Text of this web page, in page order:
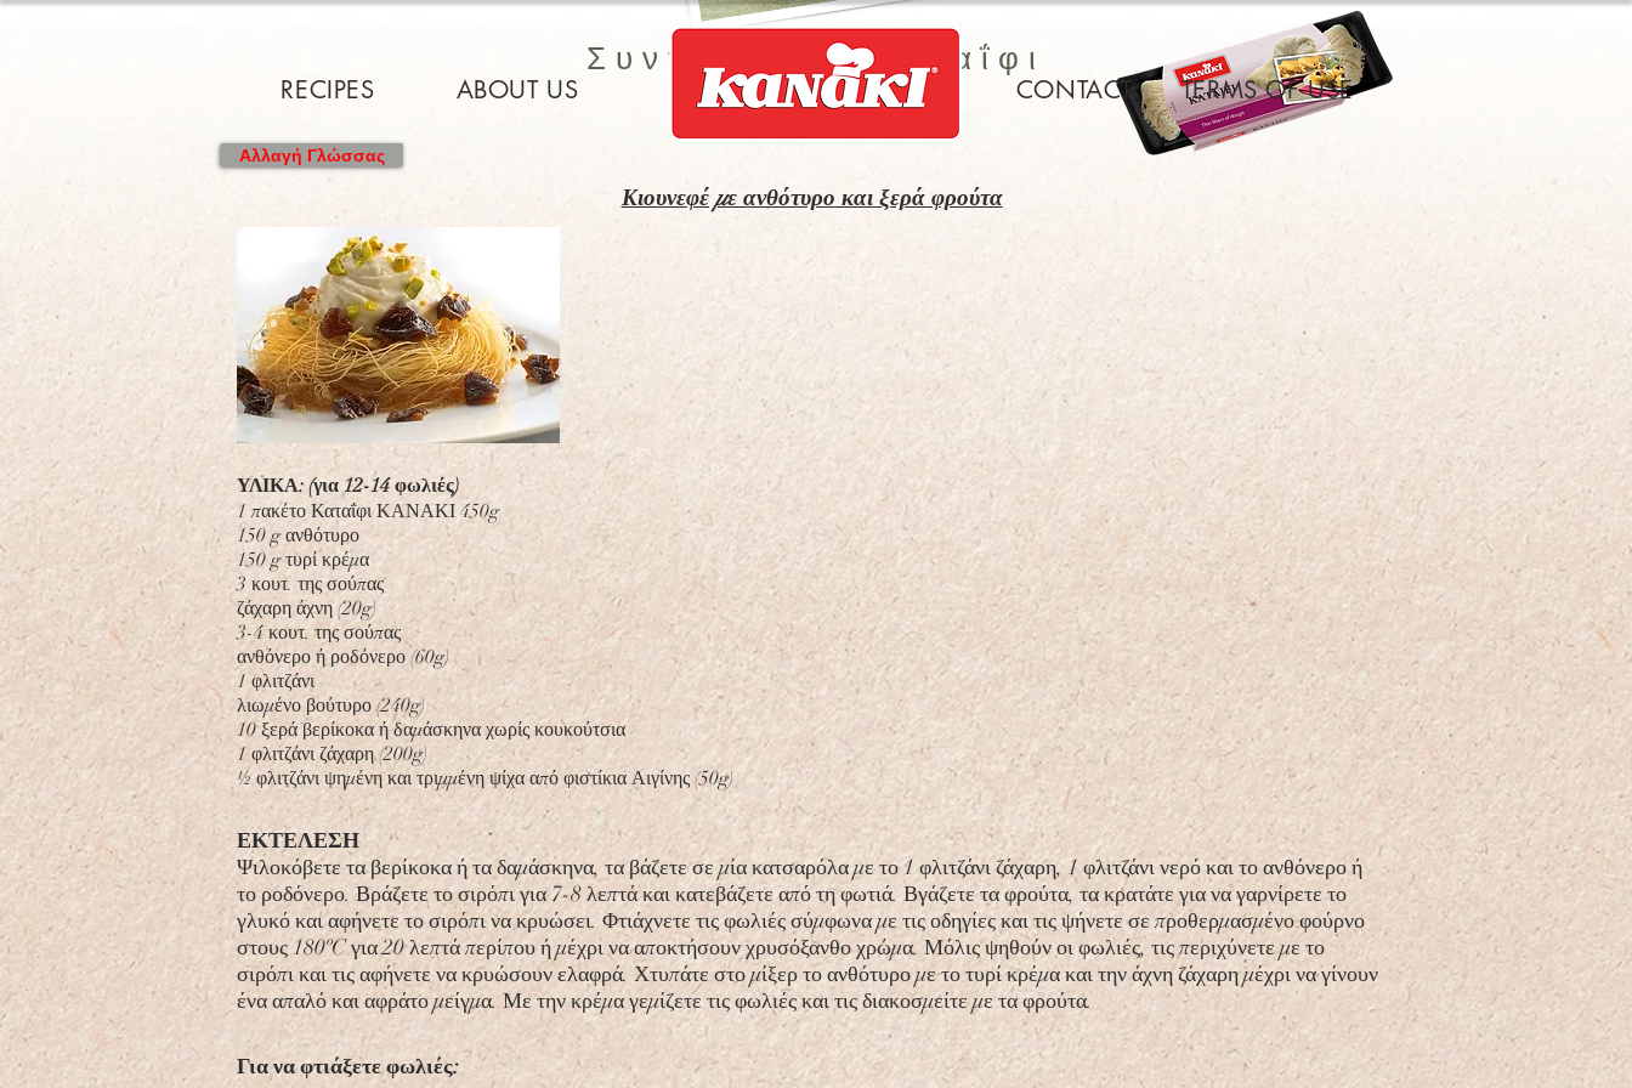
RECIPES ABOUT US CONTACT TERMS OF USE
Συνταγές με Καταΐφι
Αλλαγή Γλώσσας
Κιουνεφέ με ανθότυρο και ξερά φρούτα
ΥΛΙΚΑ: (για 12-14 φωλιές)
1 πακέτο Καταΐφι ΚΑΝΑΚΙ 450g
150 g ανθότυρο
150 g τυρί κρέμα
3 κουτ. της σούπας
ζάχαρη άχνη (20g)
3-4 κουτ. της σούπας
ανθόνερο ή ροδόνερο (60g)
1 φλιτζάνι
λιωμένο βούτυρο (240g)
10 ξερά βερίκοκα ή δαμάσκηνα χωρίς κουκούτσια
1 φλιτζάνι ζάχαρη (200g)
½ φλιτζάνι ψημένη και τριμμένη ψίχα από φιστίκια Αιγίνης (50g)
ΕΚΤΕΛΕΣΗ
Ψιλοκόβετε τα βερίκοκα ή τα δαμάσκηνα, τα βάζετε σε μία κατσαρόλα με το 1 φλιτζάνι ζάχαρη, 1 φλιτζάνι νερό και το ανθόνερο ή
το ροδόνερο. Βράζετε το σιρόπι για 7-8 λεπτά και κατεβάζετε από τη φωτιά. Βγάζετε τα φρούτα, τα κρατάτε για να γαρνίρετε το
γλυκό και αφήνετε το σιρόπι να κρυώσει. Φτιάχνετε τις φωλιές σύμφωνα με τις οδηγίες και τις ψήνετε σε προθερμασμένο φούρνο
στους 180ºC για 20 λεπτά περίπου ή μέχρι να αποκτήσουν χρυσόξανθο χρώμα. Μόλις ψηθούν οι φωλιές, τις περιχύνετε με το
σιρόπι και τις αφήνετε να κρυώσουν ελαφρά. Χτυπάτε στο μίξερ το ανθότυρο με το τυρί κρέμα και την άχνη ζάχαρη μέχρι να γίνουν
ένα απαλό και αφράτο μείγμα. Με την κρέμα γεμίζετε τις φωλιές και τις διακοσμείτε με τα φρούτα.
Για να φτιάξετε φωλιές: